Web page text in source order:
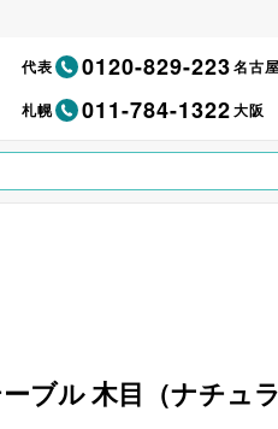
代表 0120-829-223名古屋
札幌 011-784-1322大阪
ブル 木目（ナチュラ